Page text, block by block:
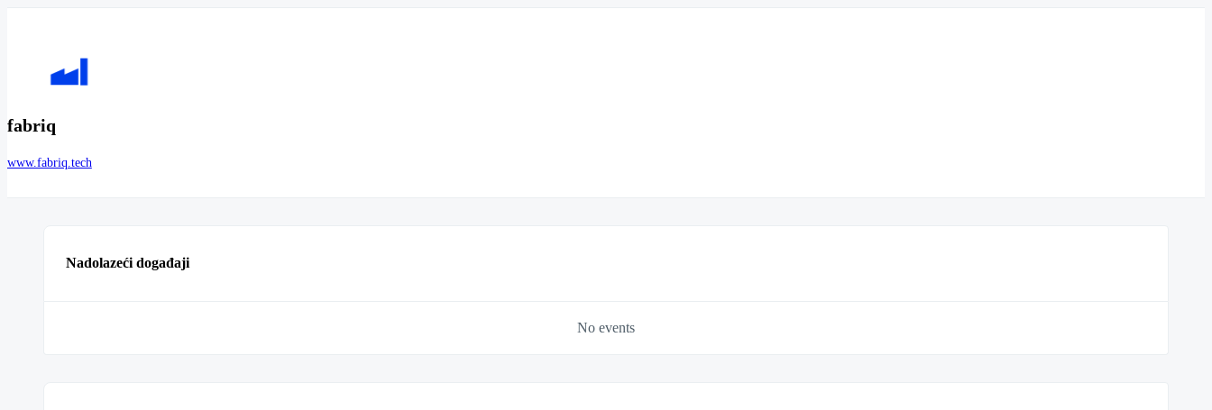
fabriq
www.fabriq.tech
Nadolazeći događaji
No events